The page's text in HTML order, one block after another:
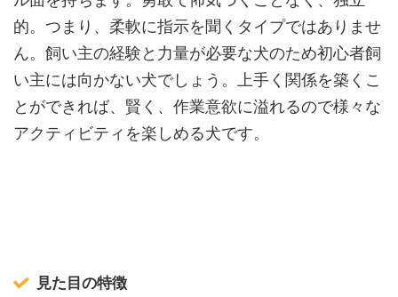
的。つまり、柔軟に指示を聞くタイプではありませ
ん。飼い主の経験と力量が必要な犬のため初心者飼
い主には向かない犬でしょう。上手く関係を築くこ
とができれば、賢く、作業意欲に溢れるので様々な
アクティビティを楽しめる犬です。
見た目の特徴